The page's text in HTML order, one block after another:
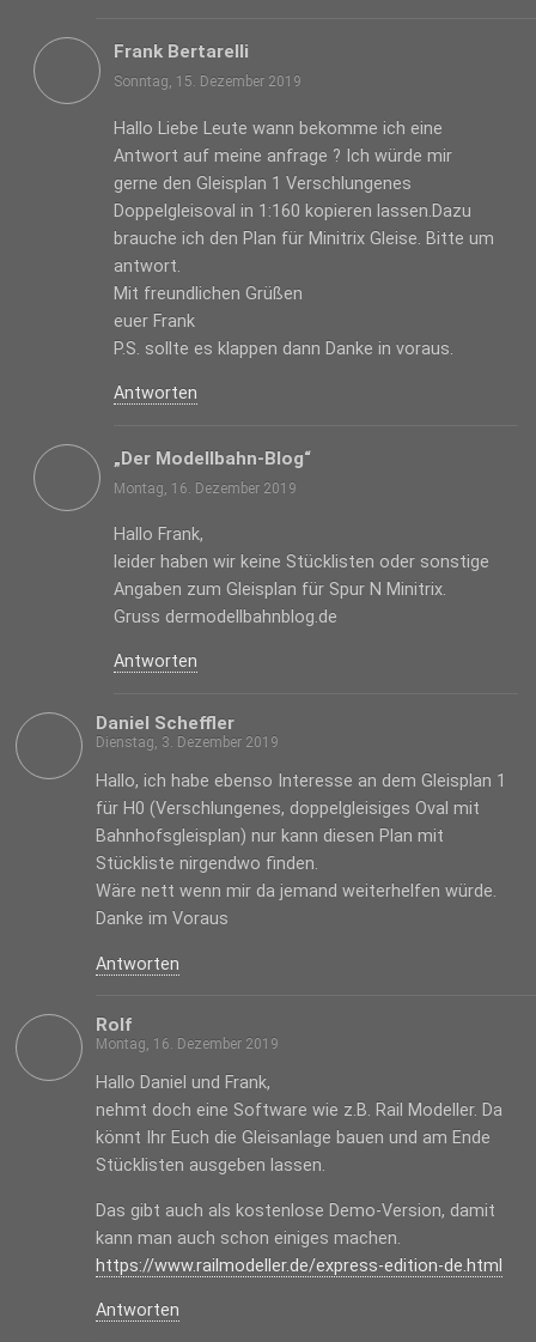
Frank Bertarelli
Sonntag, 15. Dezember 2019
Hallo Liebe Leute wann bekomme ich eine
Antwort auf meine anfrage ? Ich würde mir
gerne den Gleisplan 1 Verschlungenes
Doppelgleisoval in 1:160 kopieren lassen.Dazu
brauche ich den Plan für Minitrix Gleise. Bitte um
antwort.
Mit freundlichen Grüßen
euer Frank
P.S. sollte es klappen dann Danke in voraus.
Antworten
„Der Modellbahn-Blog“
Montag, 16. Dezember 2019
Hallo Frank,
leider haben wir keine Stücklisten oder sonstige
Angaben zum Gleisplan für Spur N Minitrix.
Gruss dermodellbahnblog.de
Antworten
Daniel Scheffler
Dienstag, 3. Dezember 2019
Hallo, ich habe ebenso Interesse an dem Gleisplan 1
für H0 (Verschlungenes, doppelgleisiges Oval mit
Bahnhofsgleisplan) nur kann diesen Plan mit
Stückliste nirgendwo finden.
Wäre nett wenn mir da jemand weiterhelfen würde.
Danke im Voraus
Antworten
Rolf
Montag, 16. Dezember 2019
Hallo Daniel und Frank,
nehmt doch eine Software wie z.B. Rail Modeller. Da
könnt Ihr Euch die Gleisanlage bauen und am Ende
Stücklisten ausgeben lassen.
Das gibt auch als kostenlose Demo-Version, damit
kann man auch schon einiges machen.
https://www.railmodeller.de/express-edition-de.html
Antworten